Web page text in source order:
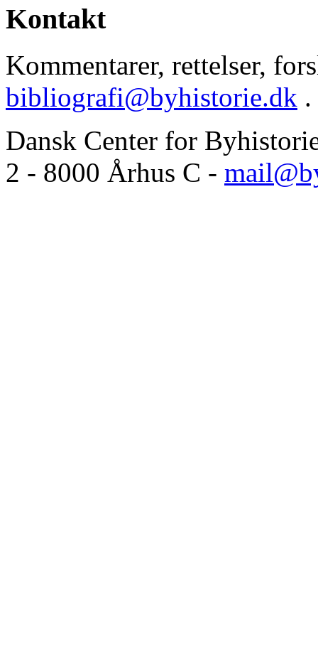
Kontakt
Kommentarer, rettelser,
bibliografi@byhistorie.dk .
Dansk Center for
2 - 8000 Århus C -